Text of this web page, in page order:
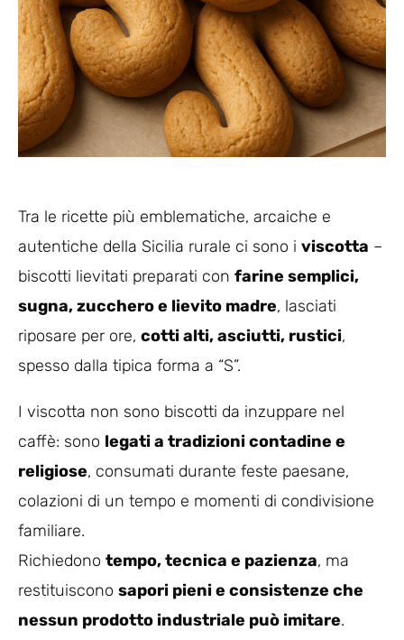
Tra le ricette più emblematiche, arcaiche e
autentiche della Sicilia rurale ci sono i viscotta –
biscotti lievitati preparati con farine semplici,
sugna, zucchero e lievito madre, lasciati
riposare per ore, cotti alti, asciutti, rustici,
spesso dalla tipica forma a “S”.
I viscotta non sono biscotti da inzuppare nel
caffè: sono legati a tradizioni contadine e
religiose, consumati durante feste paesane,
colazioni di un tempo e momenti di condivisione
familiare.
Richiedono tempo, tecnica e pazienza, ma
restituiscono sapori pieni e consistenze che
nessun prodotto industriale può imitare.